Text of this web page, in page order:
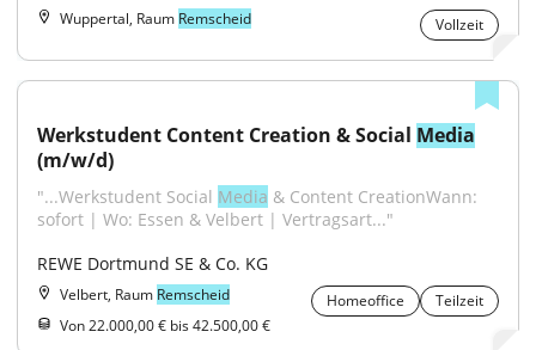
Wuppertal, Raum Remscheid Vollzeit
Werkstudent Content Creation & Social Media
(m/w/d)
"...Werkstudent Social Media & Content CreationWann:
sofort | Wo: Essen & Velbert | Vertragsart..."
REWE Dortmund SE & Co. KG
Velbert, Raum Remscheid Homeoffice
Teilzeit
Von 22.000,00 € bis 42.500,00 €